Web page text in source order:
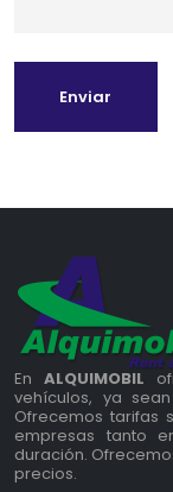
Enviar
En ALQUIMOBIL
vehículos, ya
Ofrecemos tarifas
empresas tanto
duración.
precios.